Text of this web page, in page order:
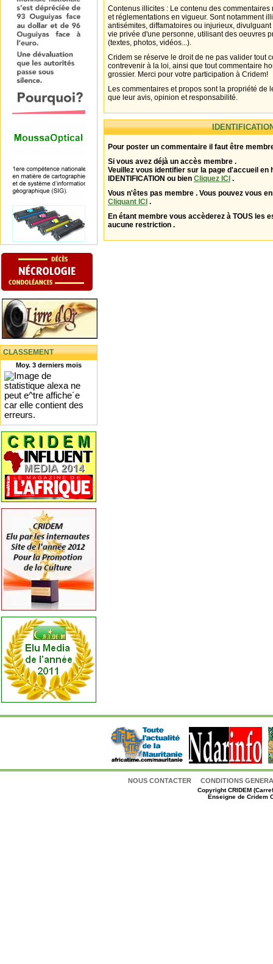
CLASSEMENT
Moy. 3 derniers mois
Contenus illicites : Le contenu des
et réglementations en vigueur. Sont notamment
antisémites, diffamatoires ou injurieux,
vie privée d'une personne, utilisant des oeuvres
(textes, photos, vidéos...).
Cridem se réserve le droit de ne pas valider tout
contrevenir à la loi, ainsi que tout commentaire
grossier. Merci pour votre participation à Cridem!
Les commentaires et propos sont la propriété de
que leur avis, opinion et responsabilité.
Pour poster un commentaire il faut être
Si vous avez déjà un accès membre .
Veuillez vous identifier sur la page d'accueil en
IDENTIFICATION ou bien Cliquez ICI .
Vous n'êtes pas membre . Vous pouvez vous
Cliquant ICI .
En étant membre vous accèderez à TOUS les
aucune restriction .
NOUS CONTACTER CONDITIONS
CopyrightCRIDEM
Enseigne de Cridem